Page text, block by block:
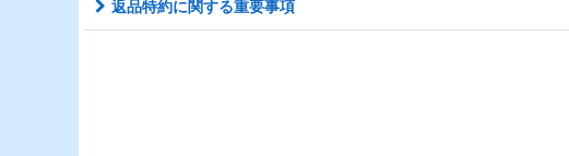
返品特約に関する重要事項